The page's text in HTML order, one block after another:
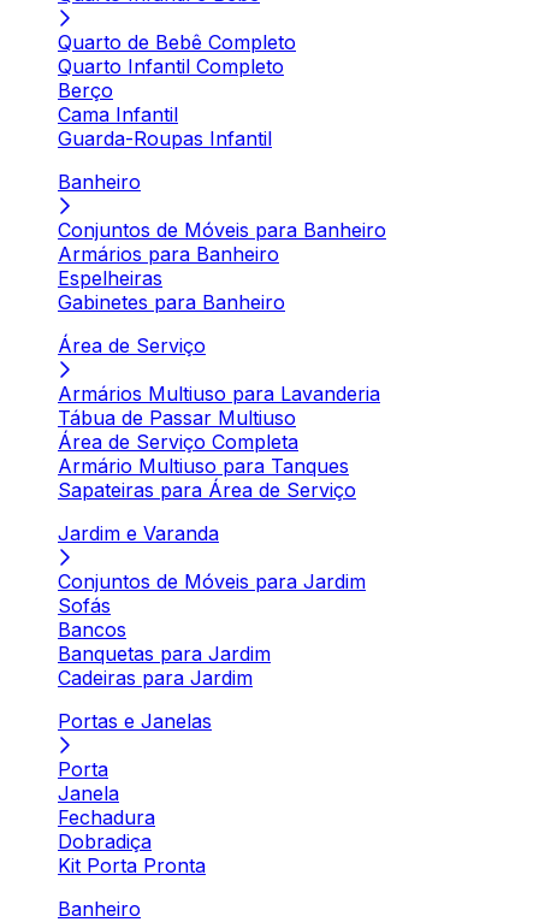
Quarto de Bebê Completo
Quarto Infantil Completo
Berço
Cama Infantil
Guarda-Roupas Infantil
Banheiro
Conjuntos de Móveis para Banheiro
Armários para Banheiro
Espelheiras
Gabinetes para Banheiro
Área de Serviço
Armários Multiuso para Lavanderia
Tábua de Passar Multiuso
Área de Serviço Completa
Armário Multiuso para Tanques
Sapateiras para Área de Serviço
Jardim e Varanda
Conjuntos de Móveis para Jardim
Sofás
Bancos
Banquetas para Jardim
Cadeiras para Jardim
Portas e Janelas
Porta
Janela
Fechadura
Dobradiça
Kit Porta Pronta
Banheiro